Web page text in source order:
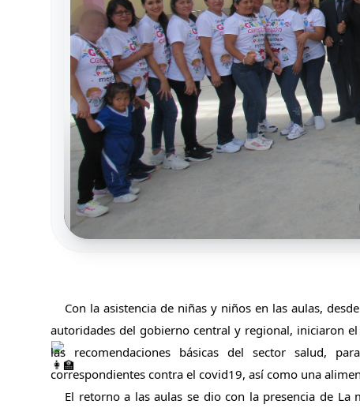
Con la asistencia de niñas y niños en las aulas,
autoridades del gobierno central y regional, iniciaron
las recomendaciones básicas del sector salud,
correspondientes contra el covid19, así como una
El retorno a las aulas se dio con la presencia de